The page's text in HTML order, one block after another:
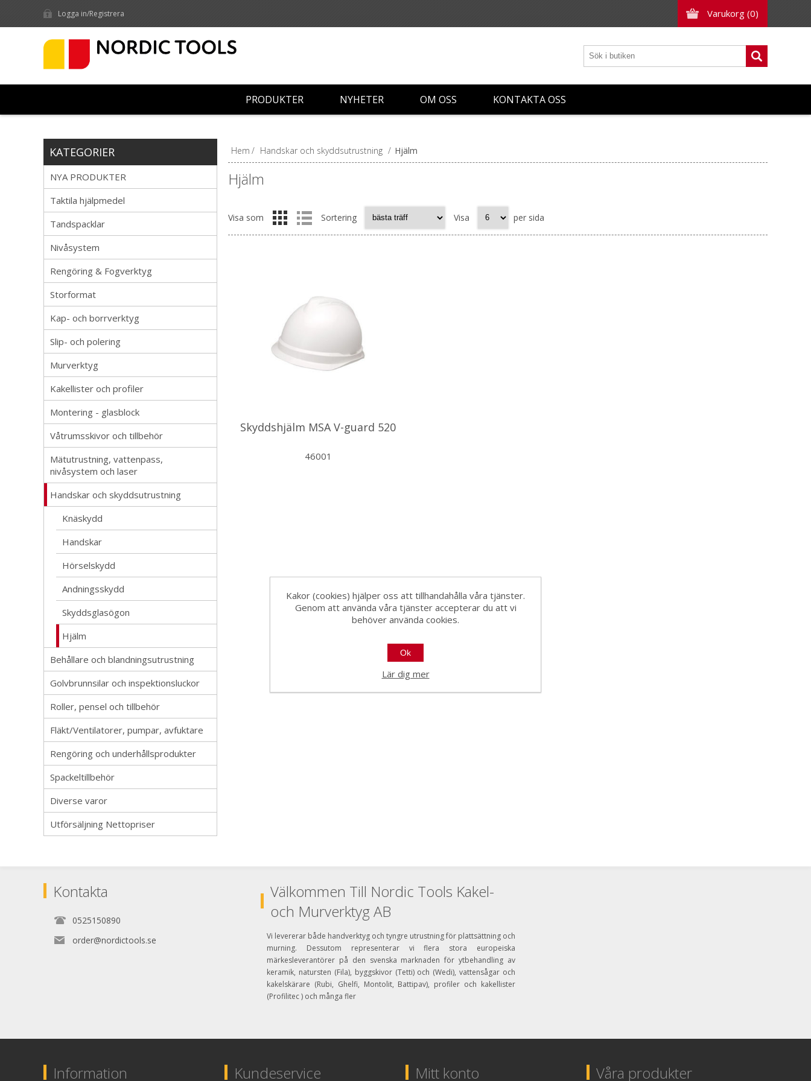
Varukorg (0)
Logga in/Registrera
PRODUKTER NYHETER OM OSS KONTAKTA OSS
Hem / Handskar och skyddsutrustning / Hjälm
Hjälm
Visa som Sortering Visa per sida
Skyddshjälm MSA V-guard 520
46001
KATEGORIER
NYA PRODUKTER
Taktila hjälpmedel
Tandspacklar
Nivåsystem
Rengöring & Fogverktyg
Storformat
Kap- och borrverktyg
Slip- och polering
Murverktyg
Kakellister och profiler
Montering - glasblock
Våtrumsskivor och tillbehör
Mätutrustning, vattenpass,
nivåsystem och laser
Handskar och skyddsutrustning
Knäskydd
Handskar
Hörselskydd
Andningsskydd
Skyddsglasögon
Hjälm
Behållare och blandningsutrustning
Golvbrunnsilar och inspektionsluckor
Roller, pensel och tillbehör
Fläkt/Ventilatorer, pumpar, avfuktare
Rengöring och underhållsprodukter
Spackeltillbehör
Diverse varor
Utförsäljning Nettopriser
Kontakta
0525150890
order@nordictools.se
Välkommen Till Nordic Tools Kakel-
och Murverktyg AB
Vi levererar både handverktyg och tyngre utrustning för plattsättning och
murning. Dessutom representerar vi flera stora europeiska
märkesleverantörer på den svenska marknaden för ytbehandling av
keramik, natursten (Fila), byggskivor (Tetti) och (Wedi), vattensågar och
kakelskärare (Rubi, Ghelfi, Montolit, Battipav), profiler och kakellister
(Profilitec ) och många fler
Information Kundeservice Mitt konto Våra produkter
Kakor (cookies) hjälper oss att tillhandahålla våra tjänster.
Genom att använda våra tjänster accepterar du att vi
behöver använda cookies.
Ok
Lär dig mer